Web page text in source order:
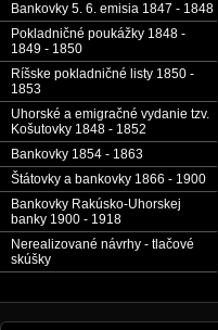
Bankovky 5. 6. emisia 1847 - 1848
Pokladničné poukážky 1848 -
1849 - 1850
Ríšske pokladničné listy 1850 -
1853
Uhorské a emigračné vydanie tzv.
Košutovky 1848 - 1852
Bankovky 1854 - 1863
Štátovky a bankovky 1866 - 1900
Bankovky Rakúsko-Uhorskej
banky 1900 - 1918
Nerealizované návrhy - tlačové
skúšky